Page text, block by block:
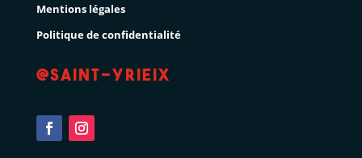
Mentions légales
Politique de confidentialité
@Saint-Yrieix